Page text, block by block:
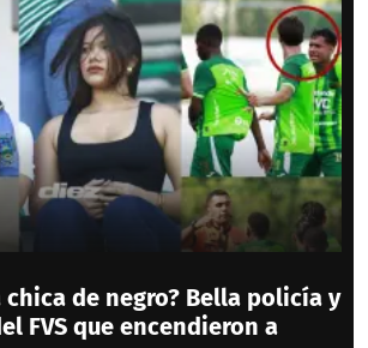
chica de negro? Bella policía y
FVS que encendieron a